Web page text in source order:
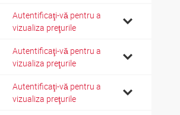
Autentificaţi-vă pentru a
vizualiza preţurile
Autentificaţi-vă pentru a
vizualiza preţurile
Autentificaţi-vă pentru a
vizualiza preţurile